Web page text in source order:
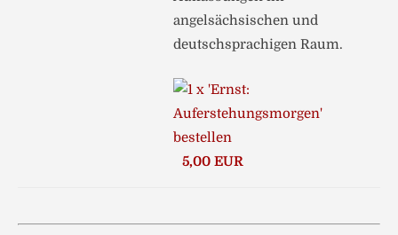
angelsächsischen und
deutschsprachigen Raum.
5,00 EUR